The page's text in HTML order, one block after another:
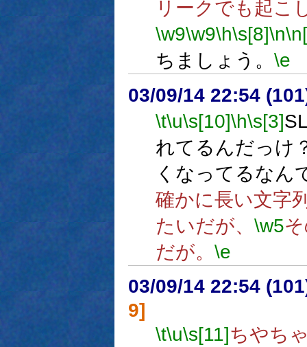
リークでも起こ
\w9\w9\h\s[8]\n
ちましょう。 \e
03/09/14 22:54
\t\u\s[10]\h\s[3]
れてるんだっけ
くなってるなん
確かに長い文字
たいだが、 \w5
だが。 \e
03/09/14 22:54
9]
\t\u\s[11]ちやち